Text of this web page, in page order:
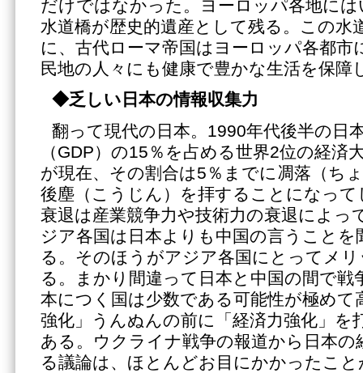
だけではなかった。ヨーロッパ各地に
水道橋が歴史的遺産として残る。この水
に、古代ローマ帝国はヨーロッパ各都市
民地の人々にも健康で豊かな生活を保障
◆乏しい日本の情報収集力
翻って現代の日本。1990年代後半の日
（GDP）の15％を占める世界2位の経済
が現在、その割合は5％までに凋落（ち
後塵（こうじん）を拝することになっ
衰退は産業競争力や技術力の衰退によっ
ジア各国は日本よりも中国の言うことを
る。そのほうがアジア各国にとってメ
る。まかり間違って日本と中国の間で戦
本につく国は少数である可能性が極めて
強化」うんぬんの前に「経済力強化」を
ある。ウクライナ戦争の報道から日本の
る議論は、ほとんどお目にかかったこと